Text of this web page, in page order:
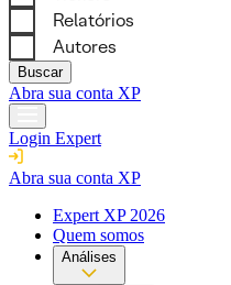
Buscar
Abra sua conta XP
Login Expert
Abra sua conta XP
Expert XP 2026
Quem somos
Análises